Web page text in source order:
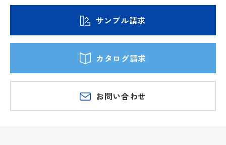
サンプル請求
カタログ請求
お問い合わせ